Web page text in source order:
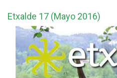
Etxalde 17 (Mayo 2016)